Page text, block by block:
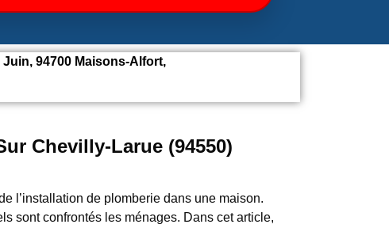
94700 Maisons-Alfort,
Chevilly-Larue (94550)
l’installation de plomberie dans une maison.
sont confrontés les ménages. Dans cet article,